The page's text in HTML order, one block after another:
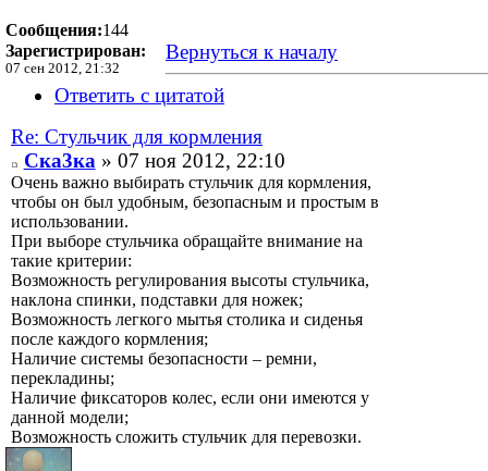
Сообщения:144
Зарегистрирован:
07 сен 2012, 21:32
Вернуться к началу
Ответить с цитатой
Re: Стульчик для кормления
Ска3ка» 07 ноя 2012, 22:10
Очень важно выбирать стульчик для кормления,
чтобы он был удобным, безопасным и простым в
использовании.
При выборе стульчика обращайте внимание на
такие критерии:
Возможность регулирования высоты стульчика,
наклона спинки, подставки для ножек;
Возможность легкого мытья столика и сиденья
после каждого кормления;
Наличие системы безопасности – ремни,
перекладины;
Наличие фиксаторов колес, если они имеются у
данной модели;
Возможность сложить стульчик для перевозки.